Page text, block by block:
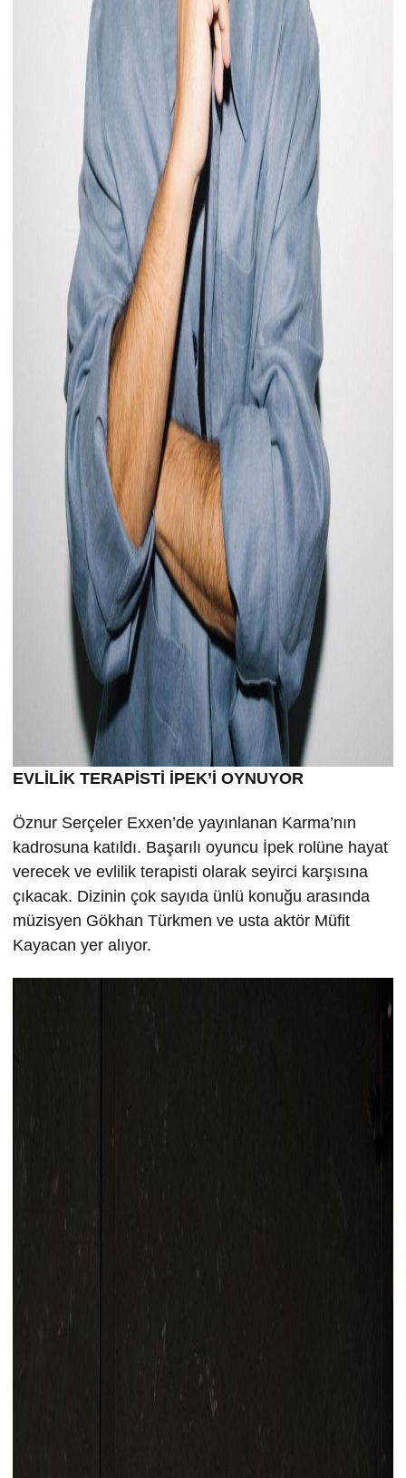
EVLİLİK TERAPİSTİ İPEK’İ OYNUYOR
Öznur Serçeler Exxen’de yayınlanan Karma’nın
kadrosuna katıldı. Başarılı oyuncu İpek rolüne hayat
verecek ve evlilik terapisti olarak seyirci karşısına
çıkacak. Dizinin çok sayıda ünlü konuğu arasında
müzisyen Gökhan Türkmen ve usta aktör Müfit
Kayacan yer alıyor.